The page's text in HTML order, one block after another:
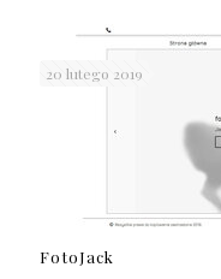
20 lutego 2019
FotoJack